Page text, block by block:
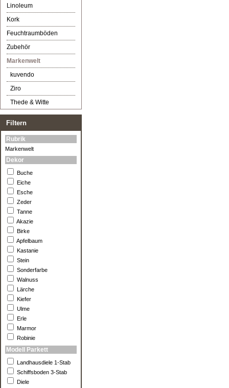
Linoleum
Kork
Feuchtraumböden
Zubehör
Markenwelt
kuvendo
Ziro
Thede & Witte
Filtern
Rubrik
Markenwelt
Dekor
Buche
Eiche
Esche
Zeder
Tanne
Akazie
Birke
Apfelbaum
Kastanie
Stein
Sonderfarbe
Walnuss
Lärche
Kiefer
Ulme
Erle
Marmor
Robinie
Modell Parkett
Landhausdiele 1-Stab
Schiffsboden 3-Stab
Diele